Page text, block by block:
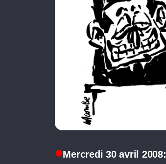
Mercredi 30 avril 2008: